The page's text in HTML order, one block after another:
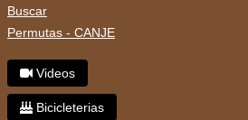
Buscar
Permutas - CANJE
Videos
Bicicleterias